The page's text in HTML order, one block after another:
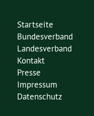
Startseite
Bundesverband
Landesverband
Kontakt
Presse
Impressum
Datenschutz